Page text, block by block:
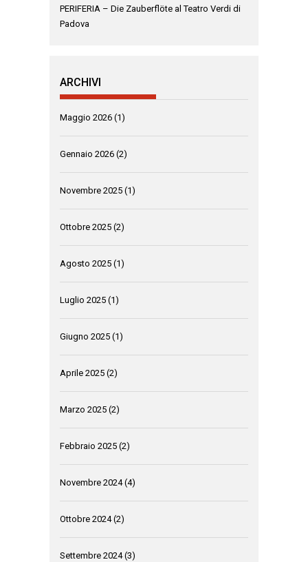
PERIFERIA – Die Zauberflöte al Teatro Verdi di
Padova
ARCHIVI
Maggio 2026 (1)
Gennaio 2026 (2)
Novembre 2025 (1)
Ottobre 2025 (2)
Agosto 2025 (1)
Luglio 2025 (1)
Giugno 2025 (1)
Aprile 2025 (2)
Marzo 2025 (2)
Febbraio 2025 (2)
Novembre 2024(4)
Ottobre 2024(2)
Settembre 2024(3)